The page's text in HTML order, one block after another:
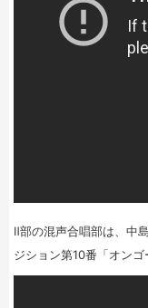
Ⅱ部の混声合唱部は、中
ジション第10番「オンゴ